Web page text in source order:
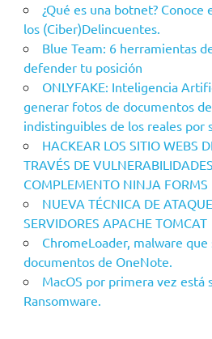
¿Qué es una botnet?
los (Ciber)Delincuentes.
Blue Team: 6 herramientas
defender tu posición
ONLYFAKE: Inteligencia
generar fotos de documentos
indistinguibles de los reales por
HACKEAR LOS SITIO WEBS
TRAVÉS DE
COMPLEMENTO NINJA FORMS
NUEVA TÉCNICA DE
SERVIDORES APACHE TOMCAT
ChromeLoader, malware que
documentos de OneNote.
MacOS por primera vez está
Ransomware.